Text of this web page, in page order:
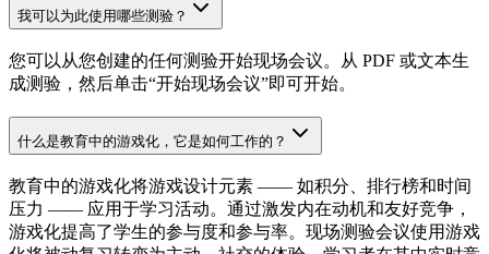
我可以为此使用哪些测验？
您可以从您创建的任何测验开始现场会议。从 PDF 或文本生
成测验，然后单击“开始现场会议”即可开始。
什么是教育中的游戏化，它是如何工作的？
教育中的游戏化将游戏设计元素 —— 如积分、排行榜和时间
压力 —— 应用于学习活动。通过激发内在动机和友好竞争，
游戏化提高了学生的参与度和参与率。现场测验会议使用游戏